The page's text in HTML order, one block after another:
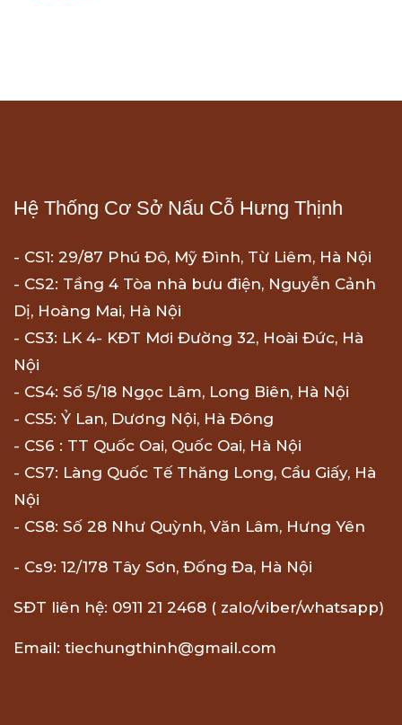
Hệ Thống Cơ Sở Nấu Cỗ Hưng Thịnh
- CS1: 29/87 Phú Đô, Mỹ Đình, Từ Liêm, Hà Nội
- CS2: Tầng 4 Tòa nhà bưu điện, Nguyễn Cảnh
Dị, Hoàng Mai, Hà Nội
- CS3: LK 4- KĐT Mơi Đường 32, Hoài Đức, Hà
Nội
- CS4: Số 5/18 Ngọc Lâm, Long Biên, Hà Nội
- CS5: Ỷ Lan, Dương Nội, Hà Đông
- CS6 : TT Quốc Oai, Quốc Oai, Hà Nội
- CS7: Làng Quốc Tế Thăng Long, Cầu Giấy, Hà
Nội
- CS8: Số 28 Như Quỳnh, Văn Lâm, Hưng Yên
- Cs9: 12/178 Tây Sơn, Đống Đa, Hà Nội
SĐT liên hệ: 0911 21 2468 ( zalo/viber/whatsapp)
Email: tiechungthinh@gmail.com